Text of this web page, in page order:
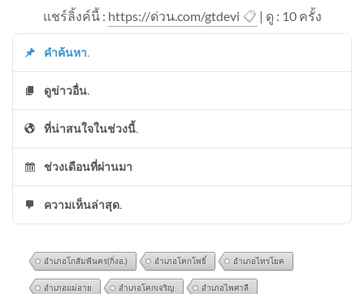
แชร์ลิ้งค์นี้ : https://ด่วน.com/gtdevi 📋 | ดู : 10ครั้ง
คำค้นหา.
ดูข่าวอื่น.
ที่น่าสนใจในช่วงนี้.
ช่วงเดือนที่ผ่านมา
ความเห็นล่าสุด.
อำเภอโกสัมพีนคร(กิ่งอ.) อำเภอโคกโพธิ์ อำเภอไทรโยค
อำเภอแม่อาย อำเภอโคกเจริญ อำเภอไพศาลี